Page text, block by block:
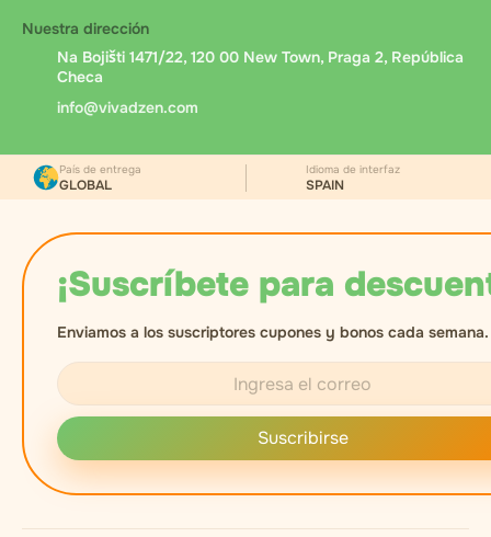
Nuestra dirección
Na Bojišti 1471/22, 120 00 New Town, Praga 2, República
Checa
info@vivadzen.com
¡Suscríbete para
Enviamos a los suscriptores cupones y bonos cada semana.
Suscribirse
País de entrega
GLOBAL
Idioma de interfaz
SPAIN